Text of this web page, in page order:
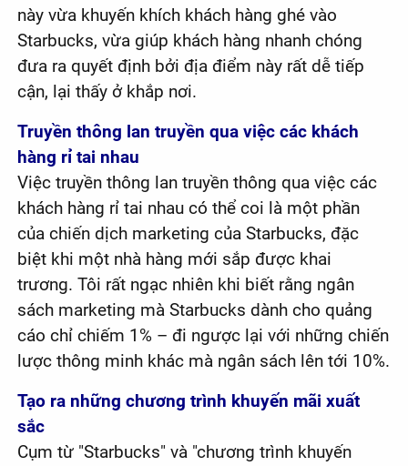
này vừa khuyến khích khách hàng ghé vào
Starbucks, vừa giúp khách hàng nhanh chóng
đưa ra quyết định bởi địa điểm này rất dễ tiếp
cận, lại thấy ở khắp nơi.
Truyền thông lan truyền qua việc các khách
hàng rỉ tai nhau
Việc truyền thông lan truyền thông qua việc các
khách hàng rỉ tai nhau có thể coi là một phần
của chiến dịch marketing của Starbucks, đặc
biệt khi một nhà hàng mới sắp được khai
trương. Tôi rất ngạc nhiên khi biết rằng ngân
sách marketing mà Starbucks dành cho quảng
cáo chỉ chiếm 1% – đi ngược lại với những chiến
lược thông minh khác mà ngân sách lên tới 10%.
Tạo ra những chương trình khuyến mãi xuất
sắc
Cụm từ "Starbucks" và "chương trình khuyến